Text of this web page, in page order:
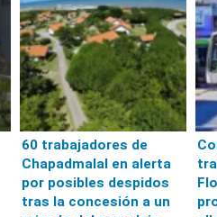
60 trabajadores de
Chapadmalal en alerta
por posibles despidos
tras la concesión a un